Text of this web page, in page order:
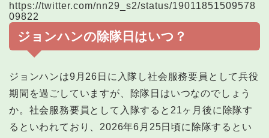
https://twitter.com/nn29_s2/status/19011851509578
09822
ジョンハンの除隊日はいつ？
ジョンハンは9月26日に入隊し社会服務要員として兵役
期間を過ごしていますが、除隊日はいつなのでしょう
か。社会服務要員として入隊すると21ヶ月後に除隊す
るといわれており、2026年6月25日頃に除隊するとい